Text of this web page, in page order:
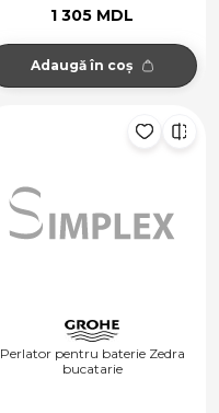
1 305 MDL
Adaugă în coș
Perlator pentru baterie Zedra
bucatarie